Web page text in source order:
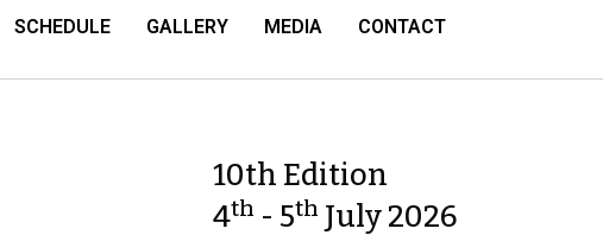
SCHEDULE GALLERY MEDIA CONTACT
10th Edition
4th - 5th July 2026